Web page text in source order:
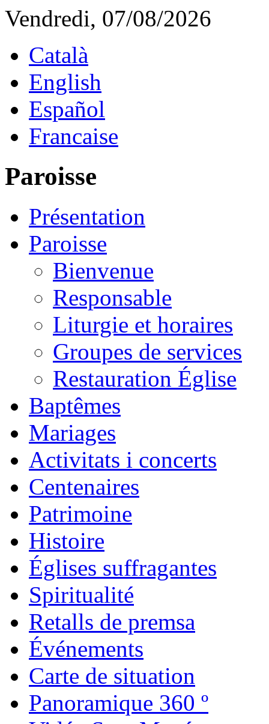
Vendredi, 07/08/2026
Català
English
Español
Francaise
Paroisse
Présentation
Paroisse
Bienvenue
Responsable
Liturgie et horaires
Groupes de services
Restauration Église
Baptêmes
Mariages
Activitats i concerts
Centenaires
Patrimoine
Histoire
Églises suffragantes
Spiritualité
Retalls de premsa
Événements
Carte de situation
Panoramique 360 º